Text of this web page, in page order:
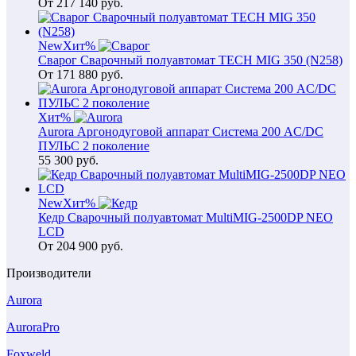
От 217 140 руб.
NewХит%
Сварог Сварочный полуавтомат TECH MIG 350 (N258)
От 171 880 руб.
Хит%
Aurora Аргонодуговой аппарат Система 200 AC/DC
ПУЛЬС 2 поколение
55 300 руб.
NewХит%
Кедр Сварочный полуавтомат MultiMIG-2500DP NEO
LCD
От 204 900 руб.
Производители
Aurora
AuroraPro